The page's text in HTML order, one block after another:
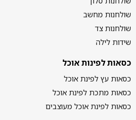
שולחנות מחשב
שולחנות צד
שידות לילה
כסאות לפינות אוכל
כסאות עץ לפינת אוכל
כסאות מתכת לפינת אוכל
כסאות לפינת אוכל מעוצבים